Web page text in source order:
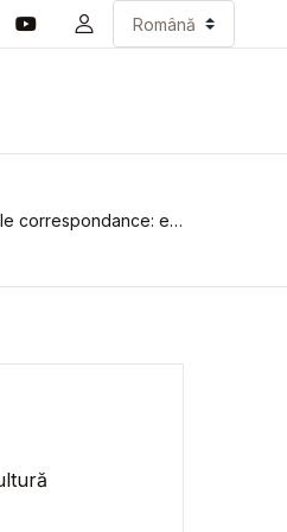
entierement inedite